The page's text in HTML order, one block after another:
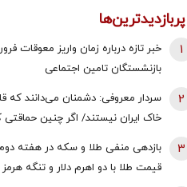
پربازدیدترین‌ها
خبر تازه درباره زمان واریز معوقات
بازنشستگان تامین اجتماعی
1
سردار معروفی: دشمنان می‌دانند که
خاک ایران نیستند/ اگر چنین حماقتی
امکان‌پذیر نیست
2
قیمت طلا با دو اهرم دلار و تنگه
3